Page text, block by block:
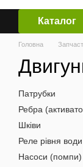
Каталог
Головна
Патрубки
Ребра
Шківи
Реле рівня
Насоси (помпи)